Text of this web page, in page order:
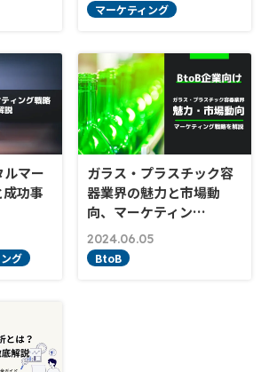
マーケティング
マー
功事
グ
ガラス・プラスチック容
器業界の魅力と市場動
向、マーケティン…
2024.06.05
BtoB